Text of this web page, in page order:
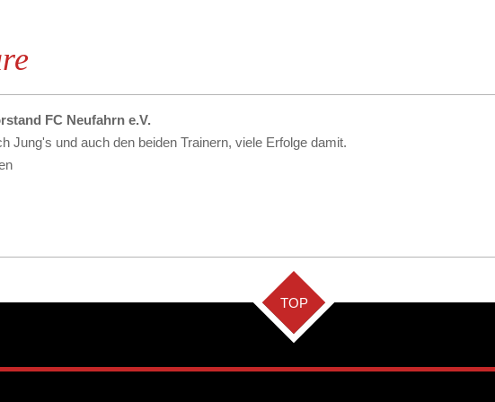
FC Neufahrn e.V.
Jung's und auch den beiden Trainern, viele Erfolge damit.
TOP